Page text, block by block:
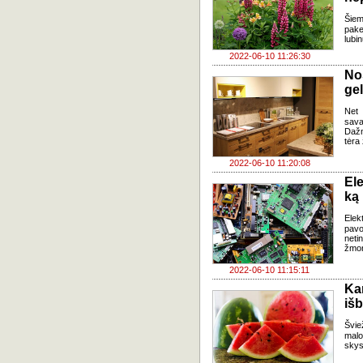
2022-06-10 11:26:30
2022-06-10 11:20:08
Net
tėra
2022-06-10 11:15:11